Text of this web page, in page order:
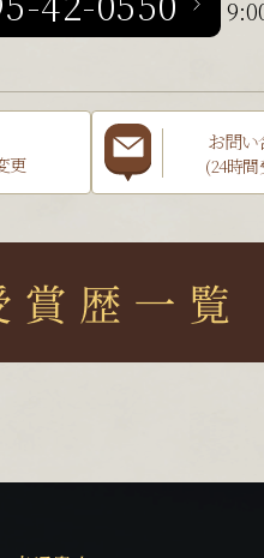
更
お問
(24時